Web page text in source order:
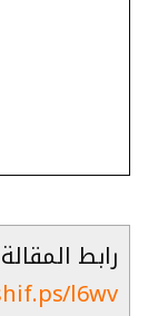
رابط
l6wv